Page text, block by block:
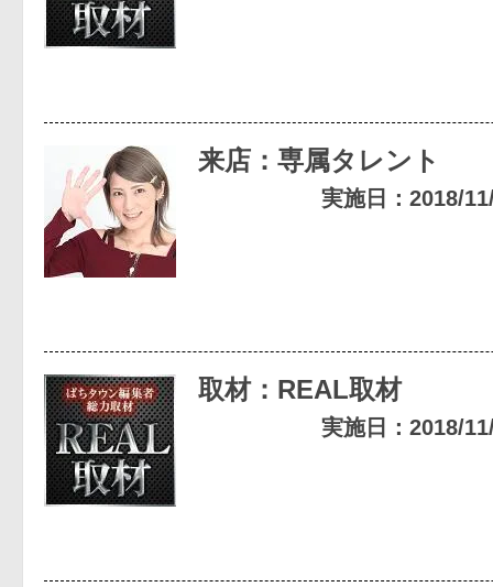
来店：専属タレント
実施日：2018/
取材：REAL取材
実施日：2018/